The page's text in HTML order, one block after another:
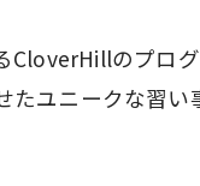
のプロ
ユニークな習